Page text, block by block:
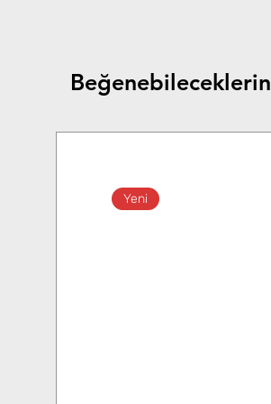
Beğenebileceklerin
Yeni